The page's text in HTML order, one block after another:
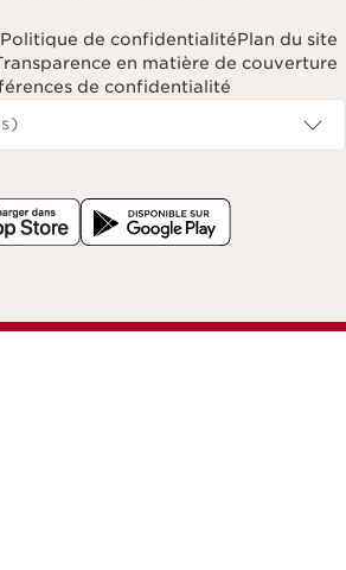
Politique de confidentialitéPlan du site
en matière de couverture
de confidentialité